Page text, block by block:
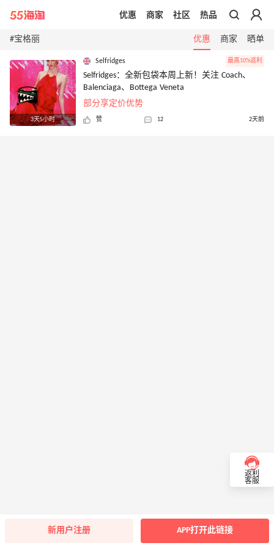
带你去官网买正品
优惠 商家 社区 热品
#宝格丽 优惠 商家 晒单
3天5小时
Selfridges 最高10%返利
Selfridges：全新包袋本周上新！关注 Coach、
Balenciaga、Bottega Veneta
部分享定价优势
赞 12 2天前
返利
客服
新用户注册 APP打开此链接